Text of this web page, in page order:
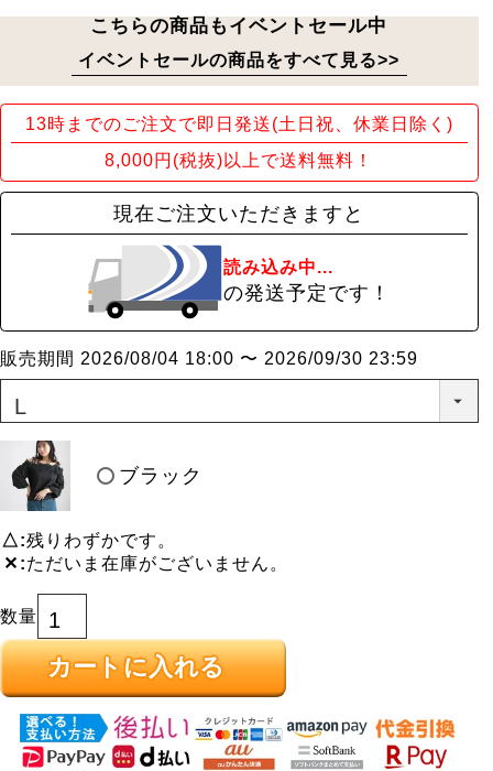
こちらの商品もイベントセール中
イベントセールの商品をすべて見る>>
13時までのご注文で即日発送(土日祝、休業日除く)
8,000円(税抜)以上で送料無料！
現在ご注文いただきますと
読み込み中...
の発送予定です！
販売期間 2026/08/04 18:00 〜 2026/09/30 23:59
ブラック
△ 残りわずかです。
✕ ただいま在庫がございません。
カートに入れる